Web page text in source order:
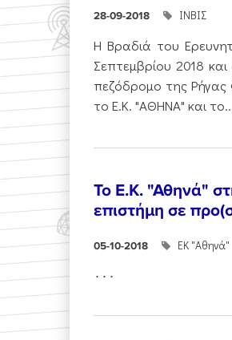
28-09-2018 ΙΝΒΙΣ
Η Βραδιά του
Σεπτεμβρίου 2018
πεζόδρομο της
το Ε.Κ. "ΑΘΗΝΑ" και
Το Ε.Κ. "Αθηνά"
επιστήμη σε
05-10-2018 ΕΚ "Αθηνά"
...